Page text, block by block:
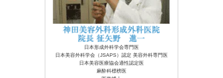
日本形成外科学会専門医
日本美容外科学会（JSAPS）認定 美容外科専門医
日本美容医療協会適性認定医
麻酔科標榜医